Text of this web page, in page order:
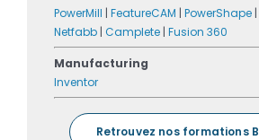
PowerMill | FeatureCAM | PowerShape |
Netfabb | Camplete | Fusion 360
Manufacturing
Inventor
Retrouvez nos formations